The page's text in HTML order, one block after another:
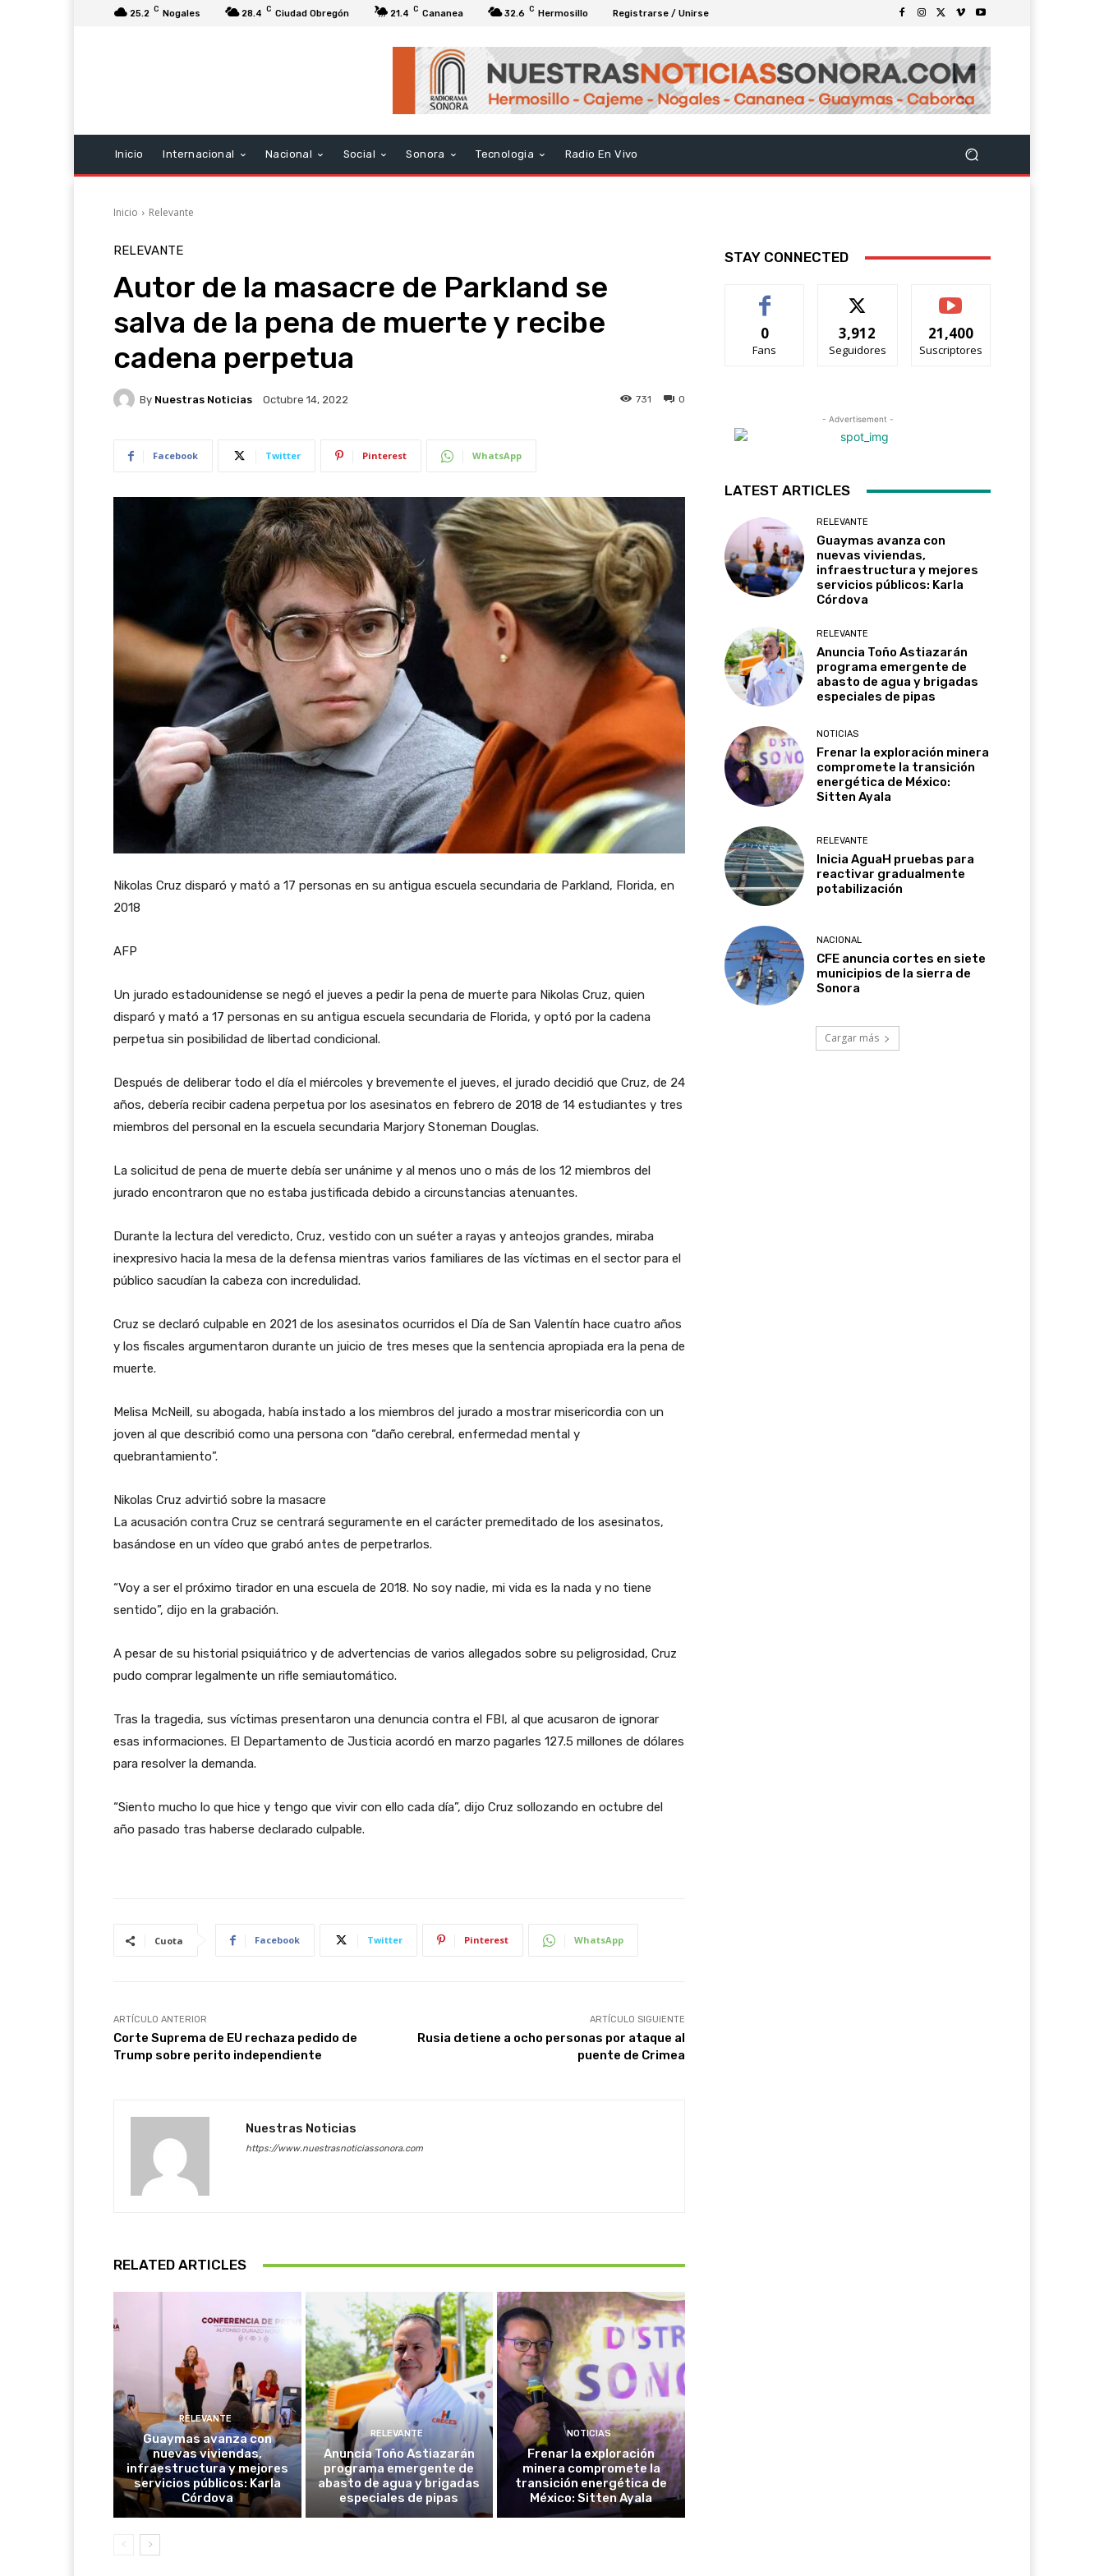
25.2 C Nogales 28.4 C Ciudad Obregón 21.4 C Cananea 32.6 C Hermosillo Registrarse / Unirse
Inicio Internacional Nacional Social Sonora Tecnologia Radio En Vivo
Inicio Relevante
RELEVANTE
Autor de la masacre de Parkland se
salva de la pena de muerte y recibe
cadena perpetua
By Nuestras Noticias Octubre 14, 2022 0
731
Facebook Twitter Pinterest WhatsApp
Nikolas Cruz disparó y mató a 17 personas en su antigua escuela secundaria de Parkland, Florida, en
2018
AFP
Un jurado estadounidense se negó el jueves a pedir la pena de muerte para Nikolas Cruz, quien
disparó y mató a 17 personas en su antigua escuela secundaria de Florida, y optó por la cadena
perpetua sin posibilidad de libertad condicional.
Después de deliberar todo el día el miércoles y brevemente el jueves, el jurado decidió que Cruz, de 24
años, debería recibir cadena perpetua por los asesinatos en febrero de 2018 de 14 estudiantes y tres
miembros del personal en la escuela secundaria Marjory Stoneman Douglas.
La solicitud de pena de muerte debía ser unánime y al menos uno o más de los 12 miembros del
jurado encontraron que no estaba justificada debido a circunstancias atenuantes.
Durante la lectura del veredicto, Cruz, vestido con un suéter a rayas y anteojos grandes, miraba
inexpresivo hacia la mesa de la defensa mientras varios familiares de las víctimas en el sector para el
público sacudían la cabeza con incredulidad.
Cruz se declaró culpable en 2021 de los asesinatos ocurridos el Día de San Valentín hace cuatro años
y los fiscales argumentaron durante un juicio de tres meses que la sentencia apropiada era la pena de
muerte.
Melisa McNeill, su abogada, había instado a los miembros del jurado a mostrar misericordia con un
joven al que describió como una persona con “daño cerebral, enfermedad mental y
quebrantamiento”.
Nikolas Cruz advirtió sobre la masacre
La acusación contra Cruz se centrará seguramente en el carácter premeditado de los asesinatos,
basándose en un vídeo que grabó antes de perpetrarlos.
“Voy a ser el próximo tirador en una escuela de 2018. No soy nadie, mi vida es la nada y no tiene
sentido”, dijo en la grabación.
A pesar de su historial psiquiátrico y de advertencias de varios allegados sobre su peligrosidad, Cruz
pudo comprar legalmente un rifle semiautomático.
Tras la tragedia, sus víctimas presentaron una denuncia contra el FBI, al que acusaron de ignorar
esas informaciones. El Departamento de Justicia acordó en marzo pagarles 127.5 millones de dólares
para resolver la demanda.
“Siento mucho lo que hice y tengo que vivir con ello cada día”, dijo Cruz sollozando en octubre del
año pasado tras haberse declarado culpable.
Cuota Facebook Twitter Pinterest WhatsApp
ARTÍCULO ANTERIOR
Corte Suprema de EU rechaza pedido de
Trump sobre perito independiente
ARTÍCULO SIGUIENTE
Rusia detiene a ocho personas por ataque al
puente de Crimea
Nuestras Noticias
https://www.nuestrasnoticiassonora.com
RELATED ARTICLES
RELEVANTE
Guaymas avanza con
nuevas viviendas,
infraestructura y mejores
servicios públicos: Karla
Córdova
RELEVANTE
Anuncia Toño Astiazarán
programa emergente de
abasto de agua y brigadas
especiales de pipas
NOTICIAS
Frenar la exploración
minera compromete la
transición energética de
México: Sitten Ayala
STAY CONNECTED
0
Fans
3,912
Seguidores
21,400
Suscriptores
- Advertisement -
LATEST ARTICLES
RELEVANTE
Guaymas avanza con
nuevas viviendas,
infraestructura y mejores
servicios públicos: Karla
Córdova
RELEVANTE
Anuncia Toño Astiazarán
programa emergente de
abasto de agua y brigadas
especiales de pipas
NOTICIAS
Frenar la exploración minera
compromete la transición
energética de México:
Sitten Ayala
RELEVANTE
Inicia AguaH pruebas para
reactivar gradualmente
potabilización
NACIONAL
CFE anuncia cortes en siete
municipios de la sierra de
Sonora
Cargar más